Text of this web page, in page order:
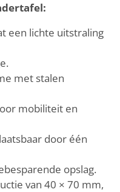
een lichte uitstraling
met stalen
mobiliteit en
door één
opslag.
van 40 × 70 mm,